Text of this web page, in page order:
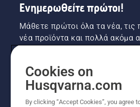
Ενημερωθείτε πρώτοι!
Μάθετε πρώτοι όλα τα νέα, τις
νέα προϊόντα και πολλά ακόμα
ΕΓΓΡΑΦΉ ΣΤΟ ΕΝΗΜΕΡΩΤΙΚΌ
Cookies on
Husqvarna.com
By clicking “Accept Cookies”, you agree